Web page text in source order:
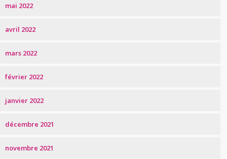
mai 2022
avril 2022
mars 2022
février 2022
janvier 2022
décembre 2021
novembre 2021